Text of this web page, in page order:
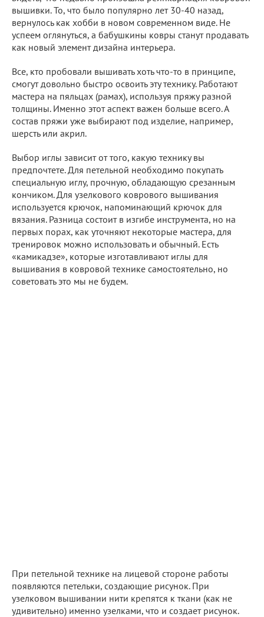
вышивки. То, что было популярно лет 30-40 назад,
вернулось как хобби в новом современном виде. Не
успеем оглянуться, а бабушкины ковры станут продавать
как новый элемент дизайна интерьера.
Все, кто пробовали вышивать хоть что-то в принципе,
смогут довольно быстро освоить эту технику. Работают
мастера на пяльцах (рамах), используя пряжу разной
толщины. Именно этот аспект важен больше всего. А
состав пряжи уже выбирают под изделие, например,
шерсть или акрил.
Выбор иглы зависит от того, какую технику вы
предпочтете. Для петельной необходимо покупать
специальную иглу, прочную, обладающую срезанным
кончиком. Для узелкового коврового вышивания
используется крючок, напоминающий крючок для
вязания. Разница состоит в изгибе инструмента, но на
первых порах, как уточняют некоторые мастера, для
тренировок можно использовать и обычный. Есть
«камикадзе», которые изготавливают иглы для
вышивания в ковровой технике самостоятельно, но
советовать это мы не будем.
При петельной технике на лицевой стороне работы
появляются петельки, создающие рисунок. При
узелковом вышивании нити крепятся к ткани (как не
удивительно) именно узелками, что и создает рисунок.